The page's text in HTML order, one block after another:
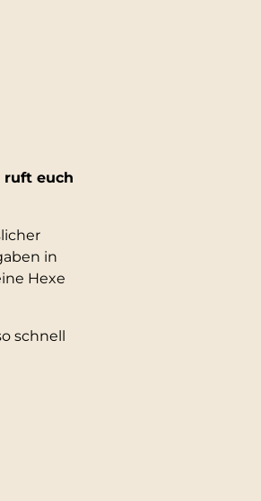
ruft euch
in
Hexe
schnell